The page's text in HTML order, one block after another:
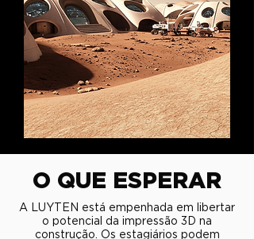
O QUE ESPERAR
A LUYTEN está empenhada em libertar
o potencial da impressão 3D na
construção. Os estagiários podem